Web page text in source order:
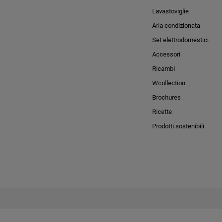
Lavastoviglie
Aria condizionata
Set elettrodomestici
Accessori
Ricambi
Wcollection
Brochures
Ricette
Prodotti sostenibili